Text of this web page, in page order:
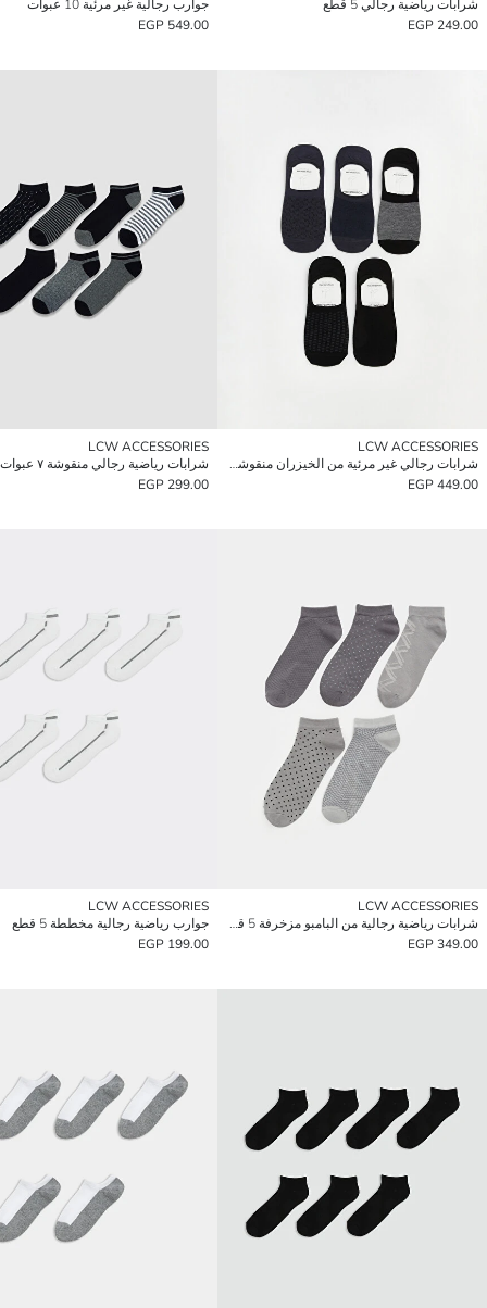
شرابات رياضية رجالي 5 قطع
249.00 EGP
جوارب رجالية غير مرئية 10 عبوات
549.00 EGP
LCW ACCESSORIES
شرابات رجالي غير مرئية من الخيزران منقوشة وعادية 5 قطع
449.00 EGP
LCW ACCESSORIES
شرابات رياضية رجالي منقوشة ٧ عبوات
299.00 EGP
LCW ACCESSORIES
شرابات رياضية رجالية من البامبو مزخرفة 5 قطع
349.00 EGP
LCW ACCESSORIES
جوارب رياضية رجالية مخططة 5 قطع
199.00 EGP